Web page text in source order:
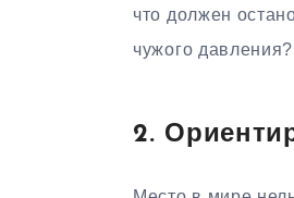
что должен
чужого давления?
2.